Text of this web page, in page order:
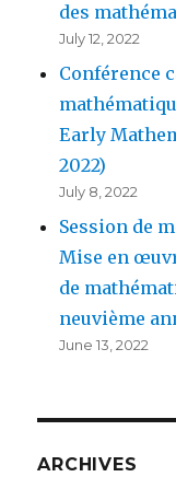
des
July 12, 2022
Conférence
Early
2022)
July 8, 2022
Session de
Mise en
de
neuvième
June 13, 2022
ARCHIVES